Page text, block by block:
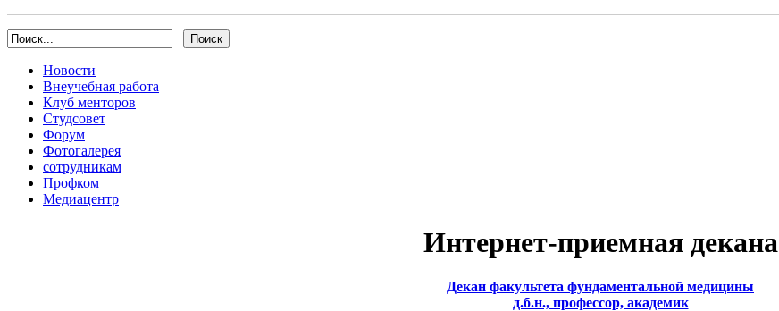
Новости
Внеучебная работа
Клуб менторов
Студсовет
Форум
Фотогалерея
сотрудникам
Профком
Медиацентр
Интернет-приемная декана
Декан факультета фундаментальной медицины
д.б.н., профессор, академик